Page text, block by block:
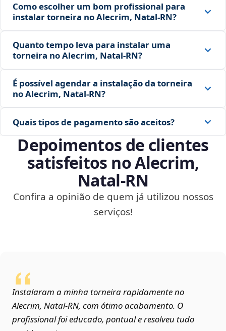
Como escolher um bom profissional para
instalar torneira no Alecrim, Natal‑RN?
Quanto tempo leva para instalar uma
torneira no Alecrim, Natal‑RN?
É possível agendar a instalação da torneira
no Alecrim, Natal‑RN?
Quais tipos de pagamento são aceitos?
Depoimentos de clientes
satisfeitos no Alecrim,
Natal‑RN
Confira a opinião de quem já utilizou nossos
serviços!
Instalaram a minha torneira rapidamente no
Alecrim, Natal‑RN, com ótimo acabamento. O
profissional foi educado, pontual e resolveu tudo